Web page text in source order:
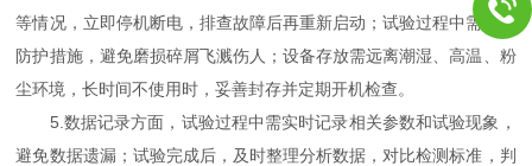
等情况，立即停机断电，排查故障后再重新启动；试验过程中需做好
防护措施，避免磨损碎屑飞溅伤人；设备存放需远离潮湿、高温、粉
尘环境，长时间不使用时，妥善封存并定期开机检查。
5.数据记录方面，试验过程中需实时记录相关参数和试验现象，
避免数据遗漏；试验完成后，及时整理分析数据，对比检测标准，判